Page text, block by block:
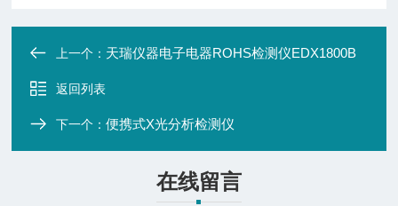
上一个： 天瑞仪器电子电器ROHS检测仪EDX1800B
返回列表
下一个：便携式X光分析检测仪
在线留言